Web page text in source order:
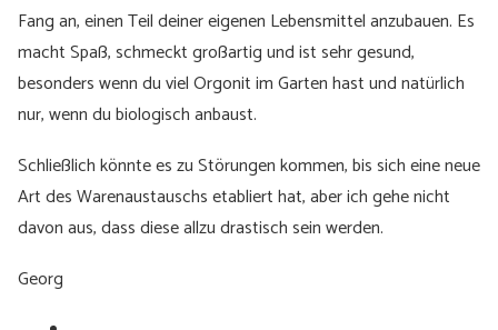
Fang an, einen Teil deiner eigenen Lebensmittel anzubauen. Es
macht Spaß, schmeckt großartig und ist sehr gesund,
besonders wenn du viel Orgonit im Garten hast und natürlich
nur, wenn du biologisch anbaust.
Schließlich könnte es zu Störungen kommen, bis sich eine neue
Art des Warenaustauschs etabliert hat, aber ich gehe nicht
davon aus, dass diese allzu drastisch sein werden.
Georg